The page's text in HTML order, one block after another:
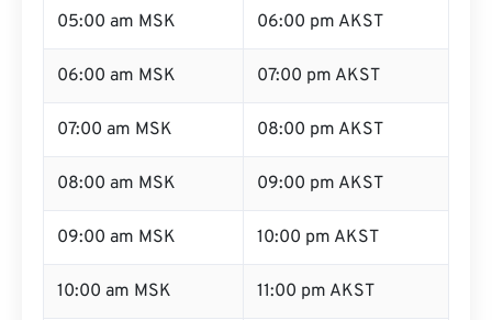
05:00 am MSK 06:00 pm AKST
06:00 am MSK 07:00 pm AKST
07:00 am MSK 08:00 pm AKST
08:00 am MSK 09:00 pm AKST
09:00 am MSK 10:00 pm AKST
10:00 am MSK 11:00 pm AKST